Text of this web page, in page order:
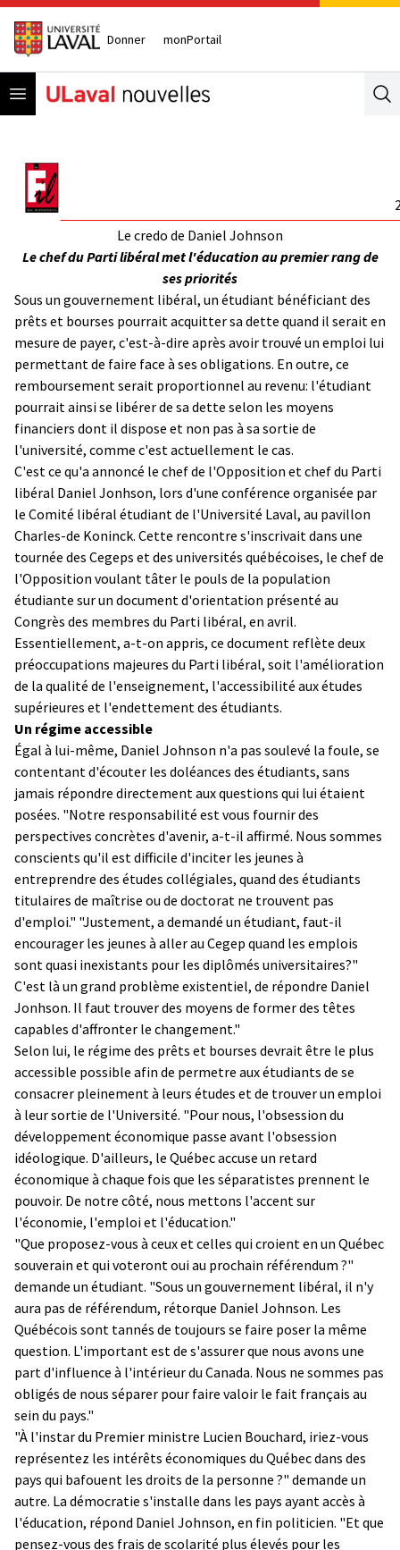
Donner monPortail
Open menu
Le credo de Daniel Johnson
Le chef du Parti libéral met l'éducation au premier rang de
ses priorités
Sous un gouvernement libéral, un étudiant bénéficiant des
prêts et bourses pourrait acquitter sa dette quand il serait en
mesure de payer, c'est-à-dire après avoir trouvé un emploi lui
permettant de faire face à ses obligations. En outre, ce
remboursement serait proportionnel au revenu: l'étudiant
pourrait ainsi se libérer de sa dette selon les moyens
financiers dont il dispose et non pas à sa sortie de
l'université, comme c'est actuellement le cas.
C'est ce qu'a annoncé le chef de l'Opposition et chef du Parti
libéral Daniel Jonhson, lors d'une conférence organisée par
le Comité libéral étudiant de l'Université Laval, au pavillon
Charles-de Koninck. Cette rencontre s'inscrivait dans une
tournée des Cegeps et des universités québécoises, le chef de
l'Opposition voulant tâter le pouls de la population
étudiante sur un document d'orientation présenté au
Congrès des membres du Parti libéral, en avril.
Essentiellement, a-t-on appris, ce document reflète deux
préoccupations majeures du Parti libéral, soit l'amélioration
de la qualité de l'enseignement, l'accessibilité aux études
supérieures et l'endettement des étudiants.
Un régime accessible
Égal à lui-même, Daniel Johnson n'a pas soulevé la foule, se
contentant d'écouter les doléances des étudiants, sans
jamais répondre directement aux questions qui lui étaient
posées. "Notre responsabilité est vous fournir des
perspectives concrètes d'avenir, a-t-il affirmé. Nous sommes
conscients qu'il est difficile d'inciter les jeunes à
entreprendre des études collégiales, quand des étudiants
titulaires de maîtrise ou de doctorat ne trouvent pas
d'emploi." "Justement, a demandé un étudiant, faut-il
encourager les jeunes à aller au Cegep quand les emplois
sont quasi inexistants pour les diplômés universitaires?"
C'est là un grand problème existentiel, de répondre Daniel
Jonhson. Il faut trouver des moyens de former des têtes
capables d'affronter le changement."
Selon lui, le régime des prêts et bourses devrait être le plus
accessible possible afin de permetre aux étudiants de se
consacrer pleinement à leurs études et de trouver un emploi
à leur sortie de l'Université. "Pour nous, l'obsession du
développement économique passe avant l'obsession
idéologique. D'ailleurs, le Québec accuse un retard
économique à chaque fois que les séparatistes prennent le
pouvoir. De notre côté, nous mettons l'accent sur
l'économie, l'emploi et l'éducation."
"Que proposez-vous à ceux et celles qui croient en un Québec
souverain et qui voteront oui au prochain référendum ?"
demande un étudiant. "Sous un gouvernement libéral, il n'y
aura pas de référendum, rétorque Daniel Johnson. Les
Québécois sont tannés de toujours se faire poser la même
question. L'important est de s'assurer que nous avons une
part d'influence à l'intérieur du Canada. Nous ne sommes pas
obligés de nous séparer pour faire valoir le fait français au
sein du pays."
"À l'instar du Premier ministre Lucien Bouchard, iriez-vous
représentez les intérêts économiques du Québec dans des
pays qui bafouent les droits de la personne ?" demande un
autre. La démocratie s'installe dans les pays ayant accès à
l'éducation, répond Daniel Johnson, en fin politicien. "Et que
pensez-vous des frais de scolarité plus élevés pour les